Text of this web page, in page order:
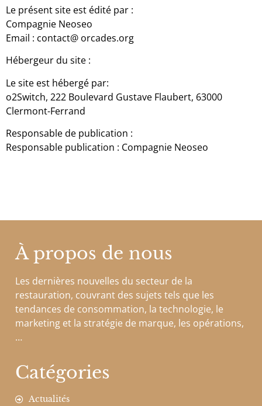
Le présent site est édité par :
Compagnie Neoseo
Email : contact@ orcades.org
Hébergeur du site :
Le site est hébergé par:
o2Switch, 222 Boulevard Gustave Flaubert, 63000
Clermont-Ferrand
Responsable de publication :
Responsable publication : Compagnie Neoseo
À propos de nous
Les dernières nouvelles du secteur de la
restauration, couvrant des sujets tels que les
tendances de consommation, la technologie, le
marketing et la stratégie de marque, les opérations,
…
Catégories
Actualités